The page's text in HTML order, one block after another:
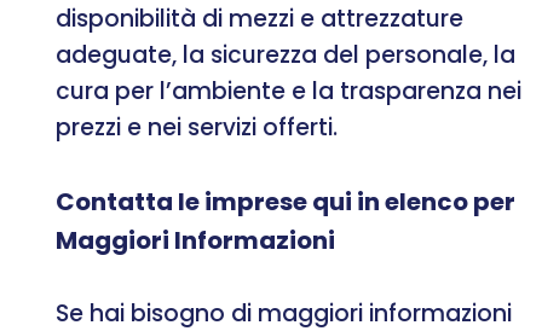
disponibilità di mezzi e attrezzature
adeguate, la sicurezza del personale, la
cura per l’ambiente e la trasparenza nei
prezzi e nei servizi offerti.
Contatta le imprese qui in elenco per
Maggiori Informazioni
Se hai bisogno di maggiori informazioni